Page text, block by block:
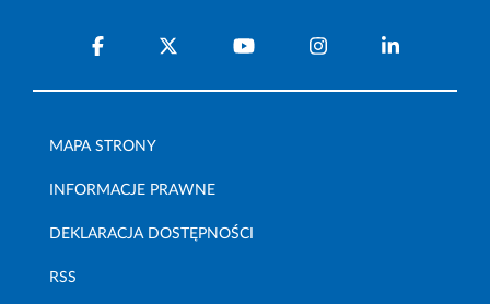
MAPA STRONY
INFORMACJE PRAWNE
DEKLARACJA DOSTĘPNOŚCI
RSS